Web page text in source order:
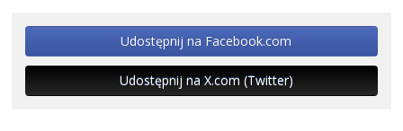
Udostępnij na Facebook.com
Udostępnij na X.com (Twitter)